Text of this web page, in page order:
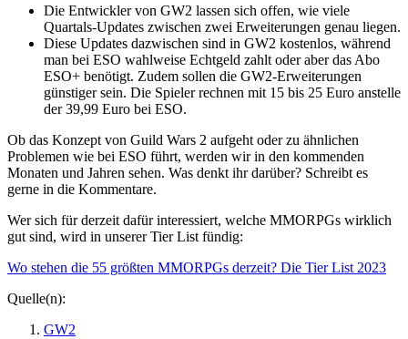
Die Entwickler von GW2 lassen sich offen, wie viele
Quartals-Updates zwischen zwei Erweiterungen genau liegen.
Diese Updates dazwischen sind in GW2 kostenlos, während
man bei ESO wahlweise Echtgeld zahlt oder aber das Abo
ESO+ benötigt. Zudem sollen die GW2-Erweiterungen
günstiger sein. Die Spieler rechnen mit 15 bis 25 Euro anstelle
der 39,99 Euro bei ESO.
Ob das Konzept von Guild Wars 2 aufgeht oder zu ähnlichen
Problemen wie bei ESO führt, werden wir in den kommenden
Monaten und Jahren sehen. Was denkt ihr darüber? Schreibt es
gerne in die Kommentare.
Wer sich für derzeit dafür interessiert, welche MMORPGs wirklich
gut sind, wird in unserer Tier List fündig:
Wo stehen die 55 größten MMORPGs derzeit? Die Tier List 2023
Quelle(n):
GW2